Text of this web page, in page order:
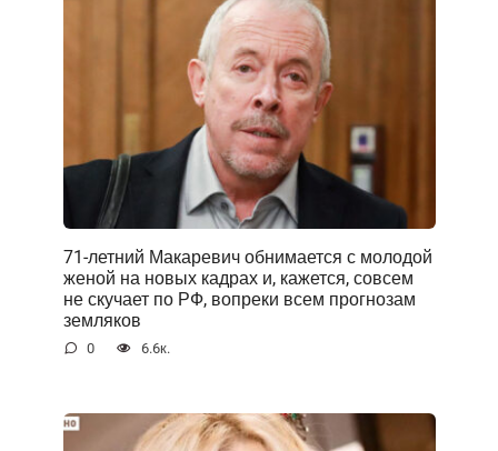
71-летний Макаревич обнимается с молодой
женой на новых кадрах и, кажется, совсем
не скучает по РФ, вопреки всем прогнозам
земляков
0 6.6к.